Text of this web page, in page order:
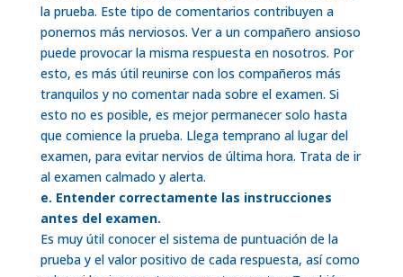
la prueba. Este tipo de comentarios contribuyen a
ponernos más nerviosos. Ver a un compañero ansioso
puede provocar la misma respuesta en nosotros. Por
esto, es más útil reunirse con los compañeros más
tranquilos y no comentar nada sobre el examen. Si
esto no es posible, es mejor permanecer solo hasta
que comience la prueba. Llega temprano al lugar del
examen, para evitar nervios de última hora. Trata de ir
al examen calmado y alerta.
e. Entender correctamente las instrucciones
antes del examen.
Es muy útil conocer el sistema de puntuación de la
prueba y el valor positivo de cada respuesta, así como